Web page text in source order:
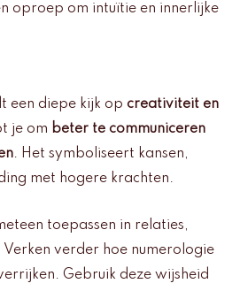
oproep om intuïtie en innerlijke
een diepe kijk op creativiteit en
je om beter te communiceren
. Het symboliseert kansen,
met hogere krachten.
toepassen in relaties,
Verken verder hoe numerologie
Gebruik deze wijsheid